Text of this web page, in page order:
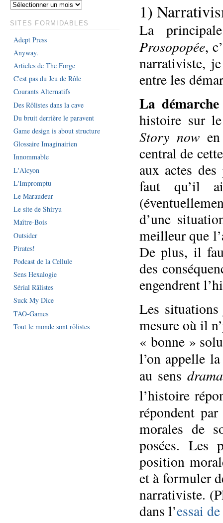
1)
La
Prosopopée,
narrativiste,
entre les
La
histoire sur
Story nowen
central de
aux actes
faut qu’il
d’une
meilleur que
De plus, il
des
engendrent
Les
mesure où il
« bonne »
l’on appelle
au sens
l’histoire
répondent
morales de
posées. Les
position
et à formuler
narrativiste.
dans l’essai
SITES FORMIDABLES
Adept Press
Anyway.
Articles de The Forge
C'est pas du Jeu de Rôle
Courants Alternatifs
Des Rôlistes dans la cave
Du bruit derrière le paravent
Game design is about structure
Glossaire Imaginairien
Innommable
L'Alcyon
L'Impromptu
Le Maraudeur
Le site de Shiryu
Maître-Bois
Outsider
Pirates!
Podcast de la Cellule
Sens Hexalogie
Sérial Râlistes
Suck My Dice
TAO-Games
Tout le monde sont rôlistes